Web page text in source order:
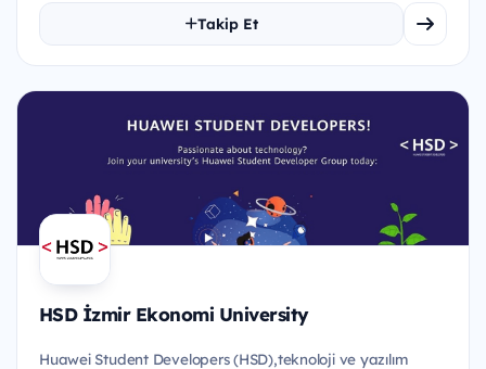
Takip Et
HSD İzmir Ekonomi University
Huawei Student Developers (HSD),teknoloji ve yazılım